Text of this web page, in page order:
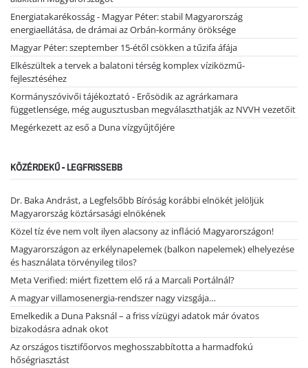
Energiatakarékosság - Magyar Péter: stabil Magyarország
energiaellátása, de drámai az Orbán-kormány öröksége
Magyar Péter: szeptember 15-étől csökken a tűzifa áfája
Elkészültek a tervek a balatoni térség komplex víziközmű-
fejlesztéséhez
Kormányszóvivői tájékoztató - Erősödik az agrárkamara
függetlensége, még augusztusban megválaszthatják az NVVH vezetőit
Megérkezett az eső a Duna vízgyűjtőjére
KÖZÉRDEKŰ - LEGFRISSEBB
Dr. Baka Andrást, a Legfelsőbb Bíróság korábbi elnökét jelöljük
Magyarország köztársasági elnökének
Közel tíz éve nem volt ilyen alacsony az infláció Magyarországon!
Magyarországon az erkélynapelemek (balkon napelemek) elhelyezése
és használata törvényileg tilos?
Meta Verified: miért fizettem elő rá a Marcali Portálnál?
A magyar villamosenergia-rendszer nagy vizsgája…
Emelkedik a Duna Paksnál – a friss vízügyi adatok már óvatos
bizakodásra adnak okot
Az országos tisztifőorvos meghosszabbította a harmadfokú
hőségriasztást